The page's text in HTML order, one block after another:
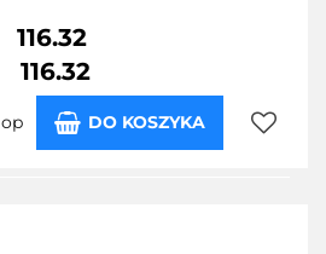
116.32
116.32
op DO KOSZYKA